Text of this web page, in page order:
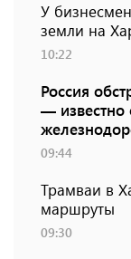
У
земли на
10:22
Россия
— известно
09:44
Трамваи в
маршруты
09:30